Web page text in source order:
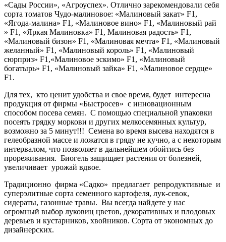
«Сады России», «Агроуспех». Отлично зарекомендовали себя
сорта томатов Чудо-малиновое: «Малиновый закат» F1,
«Ягода-малина» F1, «Малиновое вино» F1, «Малиновый рай
» F1, «Яркая Малиновка» F1, Малиновая радость» F1,
«Малиновый бизон» F1, «Малиновая мечта» F1, «Малиновый
желанный» F1, «Малиновый король» F1, «Малиновый
сюрприз» F1,«Малиновое эскимо» F1, «Малиновый
богатырь» F1, «Малиновый зайка» F1, «Малиновое сердце»
F1.
Для тех, кто ценит удобства и свое время, будет интересна
продукция от фирмы «Быстросев» с инновационным
способом посева семян. С помощью специальной упаковки
посеять грядку моркови и других мелкосемянных культур,
возможно за 5 минут!!! Семена во время высева находятся в
гелеобразной массе и ло­жатся в гряду не кучно, а с некоторым
интервалом, что позволяет в дальнейшем обойтись без
прореживания. Биогель защищает растения от болезней,
увеличивает урожай вдвое.
Традиционно фирма «Садко» предлагает репродуктивные и
суперэлитные сорта семенного картофеля, лук-севок,
сидераты, газонные травы. Вы всегда найдете у нас
огромный выбор луковиц цветов, декоративных и плодовых
деревьев и кустарников, хвойников. Сорта от экономных до
дизайнерских.